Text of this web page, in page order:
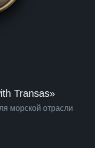
Transas»
морской отрасли